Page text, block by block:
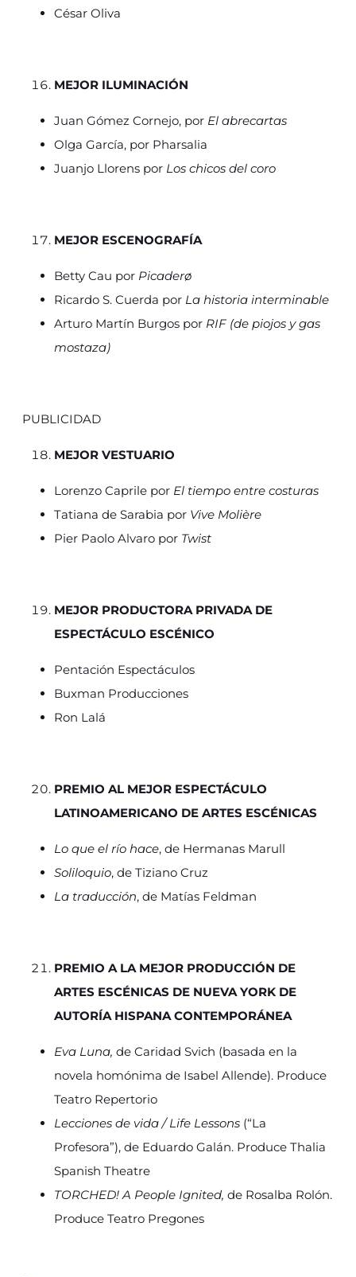
César Oliva
MEJOR ILUMINACIÓN
Juan Gómez Cornejo, por El abrecartas
Olga García, por Pharsalia
Juanjo Llorens por Los chicos del coro
MEJOR ESCENOGRAFÍA
Betty Cau por Picaderø
Ricardo S. Cuerda por La historia interminable
Arturo Martín Burgos por RIF (de piojos y gas
mostaza)
PUBLICIDAD
MEJOR VESTUARIO
Lorenzo Caprile por El tiempo entre costuras
Tatiana de Sarabia por Vive Molière
Pier Paolo Alvaro por Twist
MEJOR PRODUCTORA PRIVADA DE
ESPECTÁCULO ESCÉNICO
Pentación Espectáculos
Buxman Producciones
Ron Lalá
PREMIO AL MEJOR ESPECTÁCULO
LATINOAMERICANO DE ARTES ESCÉNICAS
Lo que el río hace, de Hermanas Marull
Soliloquio, de Tiziano Cruz
La traducción, de Matías Feldman
PREMIO A LA MEJOR PRODUCCIÓN DE
ARTES ESCÉNICAS DE NUEVA YORK DE
AUTORÍA HISPANA CONTEMPORÁNEA
Eva Luna, de Caridad Svich (basada en la
novela homónima de Isabel Allende). Produce
Teatro Repertorio
Lecciones de vida / Life Lessons (“La
Profesora”), de Eduardo Galán. Produce Thalia
Spanish Theatre
TORCHED! A People Ignited, de Rosalba Rolón.
Produce Teatro Pregones